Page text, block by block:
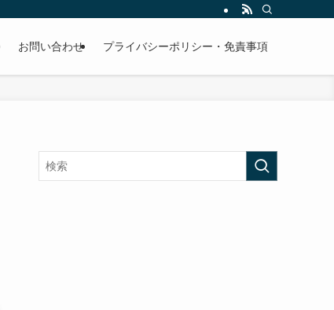
お問い合わせ プライバシーポリシー・免責事項